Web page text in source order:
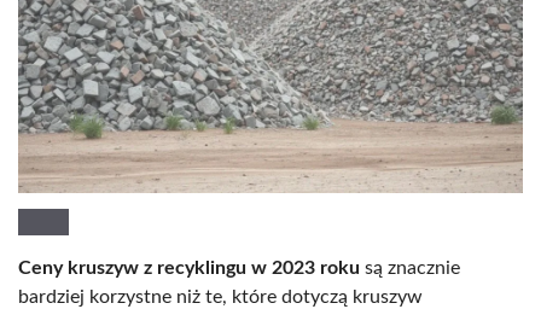
Ceny kruszyw z recyklingu w 2023 roku są znacznie
bardziej korzystne niż te, które dotyczą kruszyw